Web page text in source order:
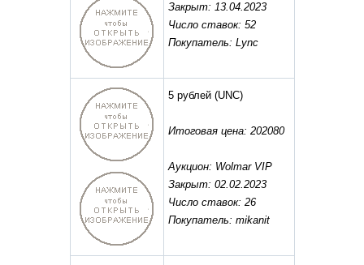
Закрыт: 13.04.2023
Число ставок: 52
Покупатель: Lync
5 рублей(UNC)
Итоговая цена: 202080
Аукцион: Wolmar VIP
Закрыт: 02.02.2023
Число ставок: 26
Покупатель: mikanit